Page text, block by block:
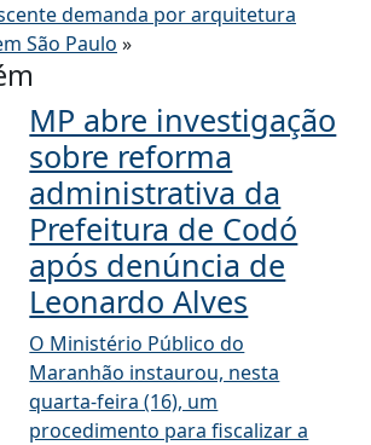
demanda por arquitetura
São Paulo »
MP abre investigação
sobre reforma
administrativa da
Prefeitura de Codó
após denúncia de
Leonardo Alves
O Ministério Público do
Maranhão instaurou, nesta
quarta-feira (16), um
procedimento para fiscalizar a